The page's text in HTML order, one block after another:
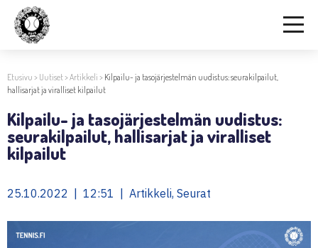
Etusivu > Uutiset>Artikkeli > Kilpailu- ja tasojärjestelmän uudistus: seurakilpailut,
hallisarjat ja viralliset kilpailut
Kilpailu- ja tasojärjestelmän uudistus:
seurakilpailut, hallisarjat ja viralliset
kilpailut
25.10.2022 | 12:51 | Artikkeli, Seurat